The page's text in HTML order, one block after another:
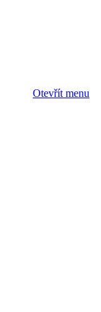
Otevřít menu